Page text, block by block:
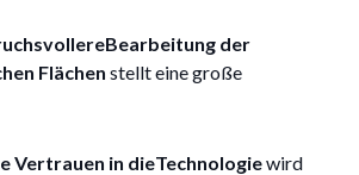
der
Flächen stellt eine große
Vertrauen in dieTechnologiewird